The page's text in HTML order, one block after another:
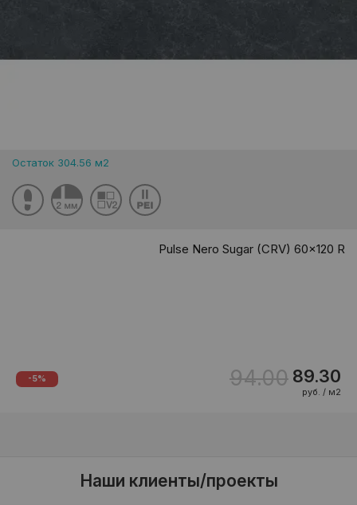
Остаток 304.56 м2
Pulse Nero Sugar (CRV) 60x120 R
-5% 94.00 89.30
руб. / м2
Наши клиенты/проекты